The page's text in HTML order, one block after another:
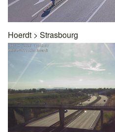
Hoerdt > Strasbourg